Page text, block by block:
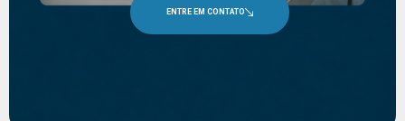
ENTRE EM CONTATO